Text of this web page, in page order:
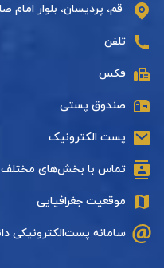
قم، پردیسان، بلوار امام
تلفن
فکس
صندوق پستی
پست الکترونیک
تماس با بخش‌های مختلف
موقعیت جغرافیایی
سامانه پست‌الکترونیکی